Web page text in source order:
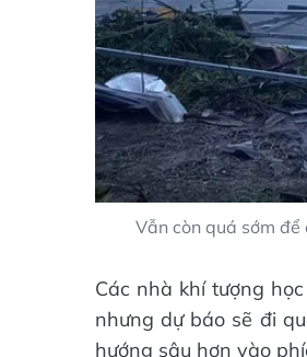
Vẫn còn quá sớm
Các nhà khí tượng
nhưng dự báo sẽ đi
hướng sâu hơn vào